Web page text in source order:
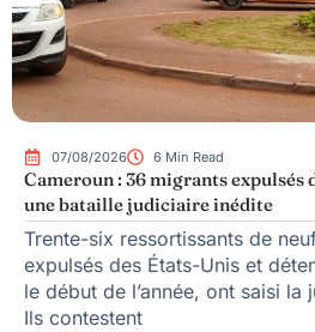
07/08/2026 6 Min Read
Cameroun : 36 migrants expulsés
une bataille judiciaire inédite
Trente-six ressortissants de
expulsés des États-Unis et
le début de l’année, ont saisi la
Ils contestent